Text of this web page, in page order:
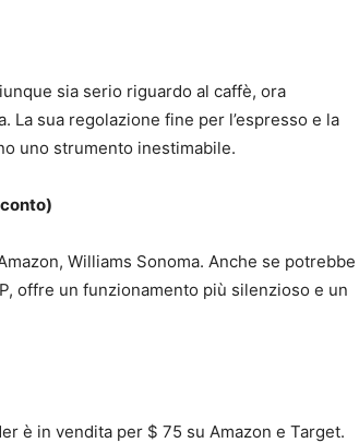
sia serio riguardo al caffè, ora
La sua regolazione fine per l’espresso e la
uno strumento inestimabile.
Williams Sonoma. Anche se potrebbe
offre un funzionamento più silenzioso e un
è in vendita per $ 75 su Amazon e Target.